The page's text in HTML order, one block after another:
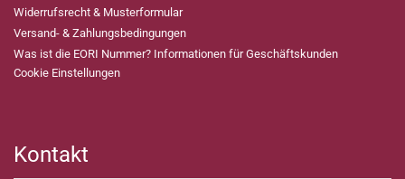
Widerrufsrecht & Musterformular
Versand- & Zahlungsbedingungen
Was ist die EORI Nummer? Informationen für Geschäftskunden
Cookie Einstellungen
Kontakt